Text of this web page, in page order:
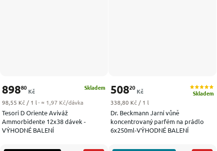
Tesori D Oriente Aviváž
Ammorbidente 12x38 dávek -
VÝHODNÉ BALENÍ
Skladem
89880
Kč
Měrná cena:
98,55 Kč / 1 l · ≈ 1,97 Kč/dávka
Dr. Beckmann Jarní vůně
koncentrovaný parfém na prádlo
6x250ml-VÝHODNÉ BALENÍ
Skladem
50820
Kč
Měrná cena:
338,80 Kč / 1 l